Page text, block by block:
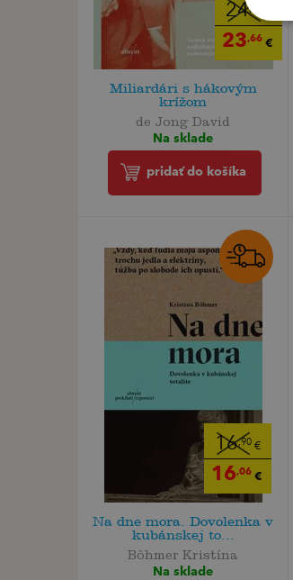
24,90
23,66 €
Miliardári s hákovým
krížom
de Jong David
Na sklade
pridať do košíka
16,90 €
16,06 €
Na dne mora. Dovolenka v
kubánskej to...
Böhmer Kristína
Na sklade